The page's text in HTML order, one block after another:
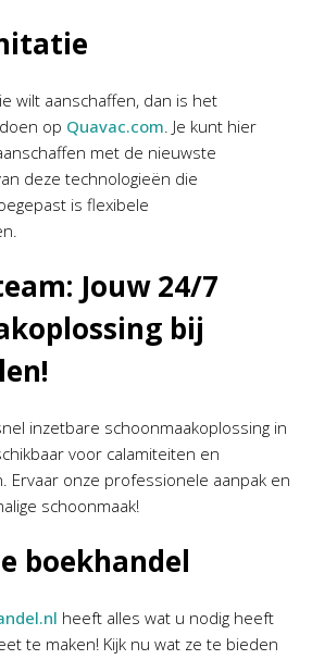
wilt aanschaffen, dan is het
op Quavac.com. Je kunt hier
met de nieuwste
deze technologieën die
is flexibele
Jouw 24/7
bij
inzetbare schoonmaakoplossing in
voor calamiteiten en
Ervaar onze professionele aanpak en
schoonmaak!
boekhandel
heeft alles wat u nodig heeft
te maken! Kijk nu wat ze te bieden